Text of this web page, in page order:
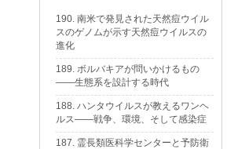
190. 南米で発見された天然痘ウイル
スのゲノムが示す天然痘ウイルスの
進化
189. ボルバキアが問いかけるもの
——生態系を設計する時代
188. ハンタウイルスが教えるワンヘ
ルス——戦争、環境、そして感染症
187. 霊長類医科学センターと予防衛